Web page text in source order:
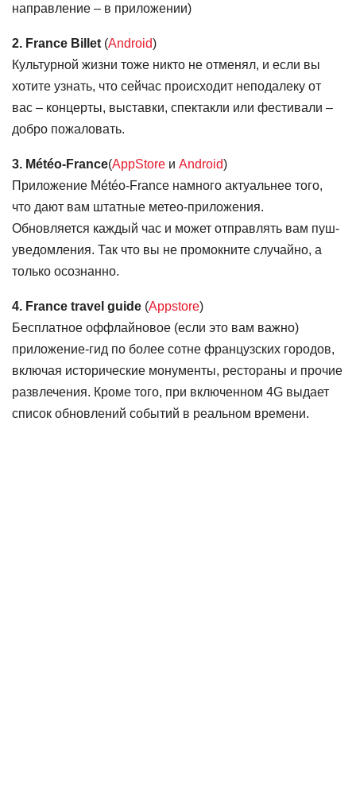
направление – в приложении)
2. France Billet (Android)
Культурной жизни тоже никто не отменял, и если вы
хотите узнать, что сейчас происходит неподалеку от
вас – концерты, выставки, спектакли или фестивали –
добро пожаловать.
3. Météo-France(AppStore и Android)
Приложение Météo-France намного актуальнее того,
что дают вам штатные метео-приложения.
Обновляется каждый час и может отправлять вам пуш-
уведомления. Так что вы не промокните случайно, а
только осознанно.
4. France travel guide (Appstore)
Бесплатное оффлайновое (если это вам важно)
приложение-гид по более сотне французских городов,
включая исторические монументы, рестораны и прочие
развлечения. Кроме того, при включенном 4G выдает
список обновлений событий в реальном времени.